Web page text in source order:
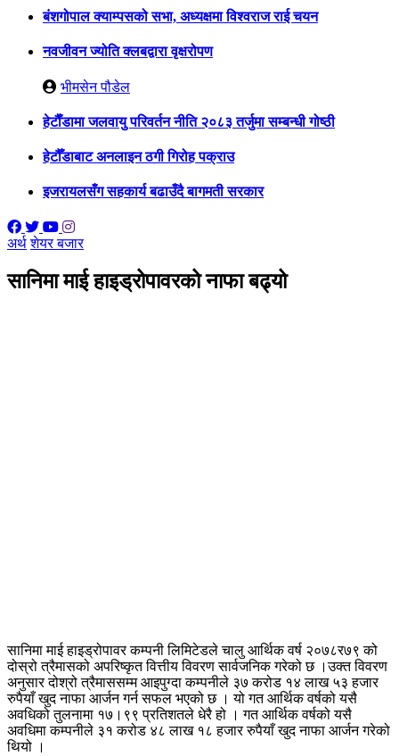
बंशगोपाल क्याम्पसको सभा, अध्यक्षमा विश्वराज राई चयन
नवजीवन ज्योति क्लबद्वारा वृक्षरोपण
भीमसेन पौडेल
हेटाैँडामा जलवायु परिवर्तन नीति २०८३ तर्जुमा सम्बन्धी गोष्ठी
हेटौँडाबाट अनलाइन ठगी गिरोह पक्राउ
इजरायलसँग सहकार्य बढाउँदै बागमती सरकार
अर्थ शेयर बजार
सानिमा माई हाइड्रोपावरको नाफा बढ्यो
सानिमा माई हाइड्रोपावर कम्पनी लिमिटेडले चालु आर्थिक वर्ष २०७८र७९ को
दोस्रो त्रैमासको अपरिष्कृत वित्तीय विवरण सार्वजनिक गरेको छ ।उक्त विवरण
अनुसार दोश्रो त्रैमाससम्म आइपुग्दा कम्पनीले ३७ करोड १४ लाख ५३ हजार
रुपैयाँ खुद नाफा आर्जन गर्न सफल भएको छ । यो गत आर्थिक वर्षको यसै
अवधिको तुलनामा १७।९९ प्रतिशतले धेरै हो । गत आर्थिक वर्षको यसै
अवधिमा कम्पनीले ३१ करोड ४८ लाख १८ हजार रुपैयाँ खुद नाफा आर्जन गरेको
थियो ।